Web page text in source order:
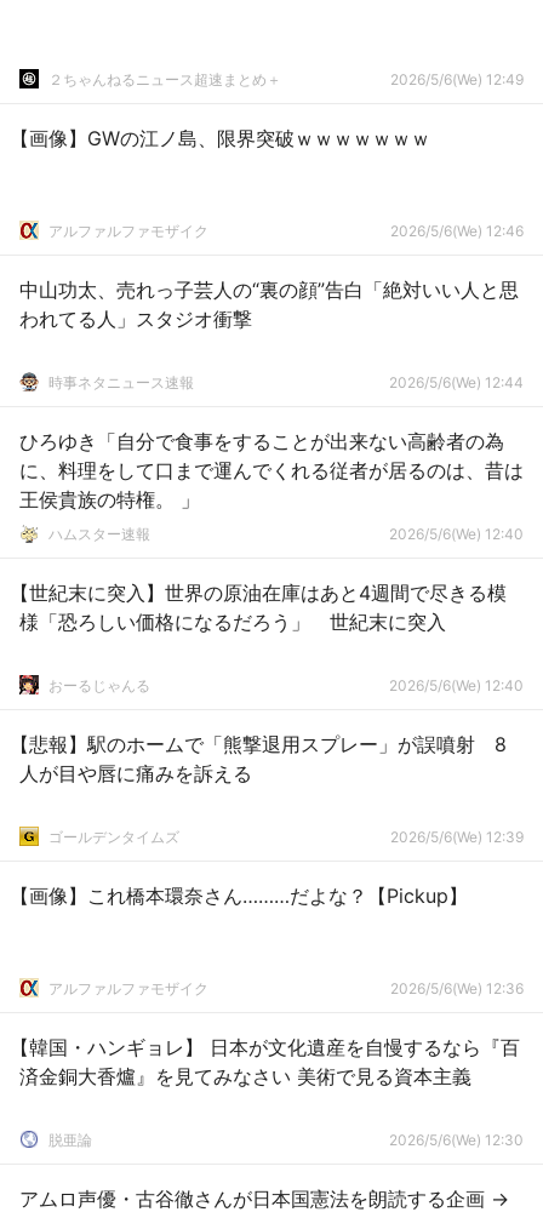
２ちゃんねるニュース超速まとめ＋ 2026/5/6(We) 12:49
【画像】GWの江ノ島、限界突破ｗｗｗｗｗｗｗ
アルファルファモザイク 2026/5/6(We) 12:46
中山功太、売れっ子芸人の“裏の顔”告白「絶対いい人と思
われてる人」スタジオ衝撃
時事ネタニュース速報 2026/5/6(We) 12:44
ひろゆき「自分で食事をすることが出来ない高齢者の為
に、料理をして口まで運んでくれる従者が居るのは、昔は
王侯貴族の特権。 」
ハムスター速報 2026/5/6(We) 12:40
【世紀末に突入】世界の原油在庫はあと4週間で尽きる模
様「恐ろしい価格になるだろう」 世紀末に突入
おーるじゃんる 2026/5/6(We) 12:40
【悲報】駅のホームで「熊撃退用スプレー」が誤噴射 8
人が目や唇に痛みを訴える
ゴールデンタイムズ 2026/5/6(We) 12:39
【画像】これ橋本環奈さん………だよな？【Pickup】
アルファルファモザイク 2026/5/6(We) 12:36
【韓国・ハンギョレ】 日本が文化遺産を自慢するなら『百
済金銅大香爐』を見てみなさい 美術で見る資本主義
脱亜論 2026/5/6(We) 12:30
アムロ声優・古谷徹さんが日本国憲法を朗読する企画 →